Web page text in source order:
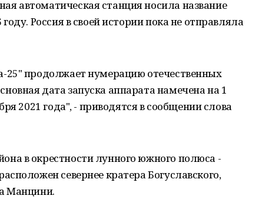
автоматическая станция носила название
Россия в своей истории пока не отправляла
25" продолжает нумерацию отечественных
дата запуска аппарата намечена на 1
2021 года", - приводятся в сообщении слова
в окрестности лунного южного полюса -
севернее кратера Богуславского,
Манцини.